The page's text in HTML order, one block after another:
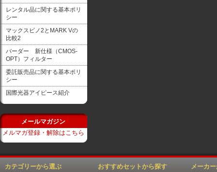
レンタル品に関する基本ポリ
シー
マックスビノ2とMARK Vの
比較2
バーダー 新仕様（CMOS-
OPT）フィルター
委託販売品に関する基本ポリ
シー
国際光器アイピース紹介
メールマガジン
メルマガ登録・解除はこちら
カテゴリーから選ぶ おすすめセットから探す メーカ